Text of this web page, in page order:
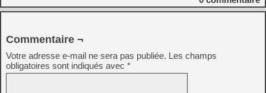
Commentaire ¬
Votre adresse e-mail ne sera pas publiée. Les champs
obligatoires sont indiqués avec *